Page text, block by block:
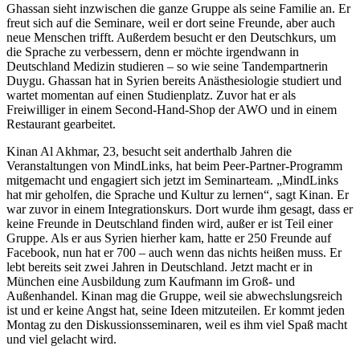
Ghassan sieht inzwischen die ganze Gruppe als seine Familie an. Er
freut sich auf die Seminare, weil er dort seine Freunde, aber auch
neue Menschen trifft. Außerdem besucht er den Deutschkurs, um
die Sprache zu verbessern, denn er möchte irgendwann in
Deutschland Medizin studieren – so wie seine Tandempartnerin
Duygu. Ghassan hat in Syrien bereits Anästhesiologie studiert und
wartet momentan auf einen Studienplatz. Zuvor hat er als
Freiwilliger in einem Second-Hand-Shop der AWO und in einem
Restaurant gearbeitet.
Kinan Al Akhmar, 23, besucht seit anderthalb Jahren die
Veranstaltungen von MindLinks, hat beim Peer-Partner-Programm
mitgemacht und engagiert sich jetzt im Seminarteam. „MindLinks
hat mir geholfen, die Sprache und Kultur zu lernen“, sagt Kinan. Er
war zuvor in einem Integrationskurs. Dort wurde ihm gesagt, dass er
keine Freunde in Deutschland finden wird, außer er ist Teil einer
Gruppe. Als er aus Syrien hierher kam, hatte er 250 Freunde auf
Facebook, nun hat er 700 – auch wenn das nichts heißen muss. Er
lebt bereits seit zwei Jahren in Deutschland. Jetzt macht er in
München eine Ausbildung zum Kaufmann im Groß- und
Außenhandel. Kinan mag die Gruppe, weil sie abwechslungsreich
ist und er keine Angst hat, seine Ideen mitzuteilen. Er kommt jeden
Montag zu den Diskussionsseminaren, weil es ihm viel Spaß macht
und viel gelacht wird.